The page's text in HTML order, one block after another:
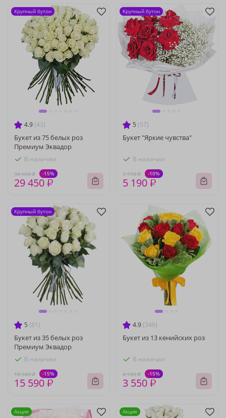
4.9 (43)
Букет из 75 белых роз
Премиум Эквадор
В наличии
34 650 ₽ -15%
29 450 ₽
Крупный бутон
5 (57)
Букет "Яркие чувства"
В наличии
5 770 ₽ -10%
5 190 ₽
Крупный бутон
5 (81)
Букет из 35 белых роз
Премиум Эквадор
В наличии
18 340 ₽ -15%
15 590 ₽
Крупный бутон
4.9 (346)
Букет из 13 кенийских роз
В наличии
4 180 ₽ -15%
3 550 ₽
Акция Акция